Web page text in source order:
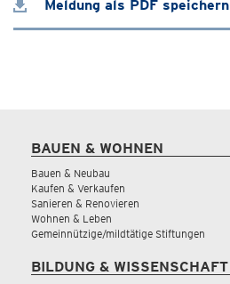
Meldung als PDF speichern
BAUEN & WOHNEN
Bauen & Neubau
Kaufen & Verkaufen
Sanieren & Renovieren
Wohnen & Leben
Gemeinnützige/mildtätige Stiftungen
BILDUNG & WISSENSCHAFT